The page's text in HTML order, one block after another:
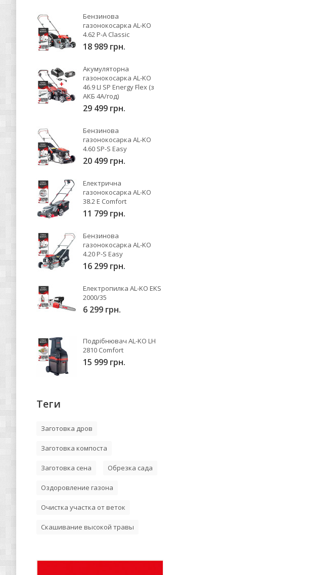
Бензинова
газонокосарка AL-KO
4.62 P-A Classic
18 989 грн.
Акумуляторна
газонокосарка AL-KO
46.9 LI SP Energy Flex (з
АКБ 4А/год)
29 499 грн.
Бензинова
газонокосарка AL-KO
4.60 SP-S Easy
20 499 грн.
Електрична
газонокосарка AL-KO
38.2 E Comfort
11 799 грн.
Бензинова
газонокосарка AL-KO
4.20 P-S Easy
16 299 грн.
Електропилка AL-KO EKS
2000/35
6 299 грн.
Подрібнювач AL-KO LH
2810 Comfort
15 999 грн.
Теги
Заготовка дров
Заготовка компоста
Заготовка сена Обрезка сада
Оздоровление газона
Очистка участка от веток
Скашивание высокой травы